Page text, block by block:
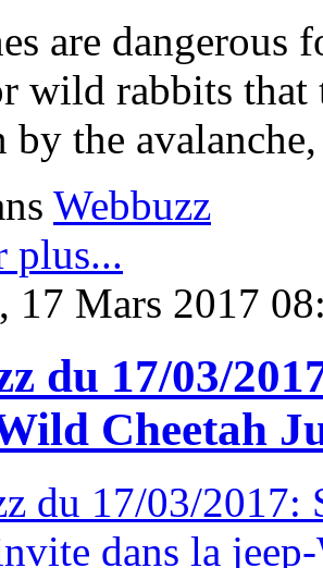
are
wild rabbits
by the
Webbuzz
plus...
17 Mars 2017
du 17/03/
Cheetah